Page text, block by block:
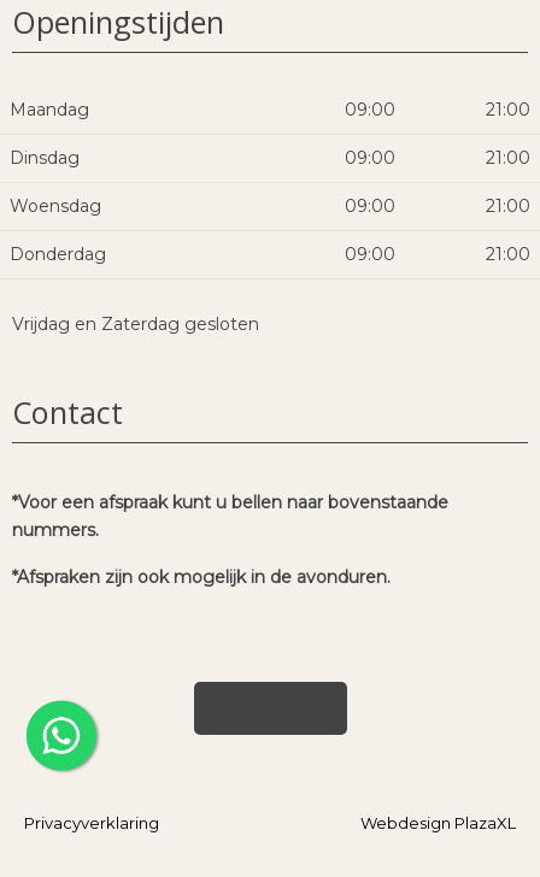
Openingstijden
Maandag 09:00 21:00
Dinsdag 09:00 21:00
Woensdag 09:00 21:00
Donderdag 09:00 21:00
Vrijdag en Zaterdag gesloten
Contact
*Voor een afspraak kunt u bellen naar bovenstaande
nummers.
*Afspraken zijn ook mogelijk in de avonduren.
Privacyverklaring Webdesign PlazaXL